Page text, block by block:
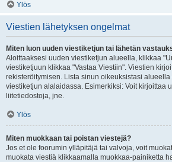
Ylös
Viestien lähetyksen ongelmat
Miten luon uuden viestiketjun tai lähetän
Aloittaaksesi uuden viestiketjun alueella, klikkaa
viestiketjuun klikkaa "Vastaa Viestiin". Viestien
rekisteröitymisen. Lista sinun oikeuksistasi
viestiketjun alalaidassa. Esimerkiksi: Voit kirjoittaa
liitetiedostoja, jne.
Ylös
Miten muokkaan tai poistan viestejä?
Jos et ole foorumin ylläpitäjä tai valvoja, voit
muokata viestiä klikkaamalla muokkaa-painiketta